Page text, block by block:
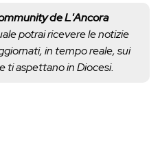
de L'Ancora
potrai ricevere le notizie
in tempo reale, sui
ti aspettano in Diocesi.